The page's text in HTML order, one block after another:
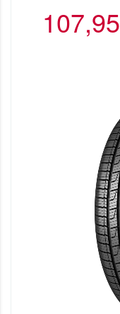
107,95